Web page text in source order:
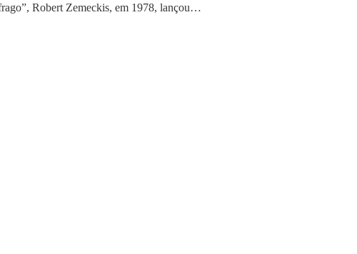
Robert Zemeckis, em 1978, lançou…